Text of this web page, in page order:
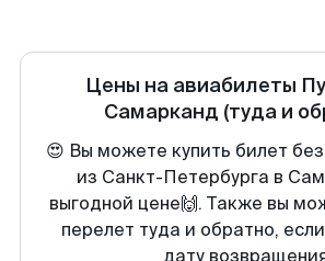
Цены на авиабилеты
Самарканд (туда и
😍 Вы можете купить билет
из Санкт-Петербурга в
выгодной цене🙌. Также вы
перелет туда и обратно,
дату